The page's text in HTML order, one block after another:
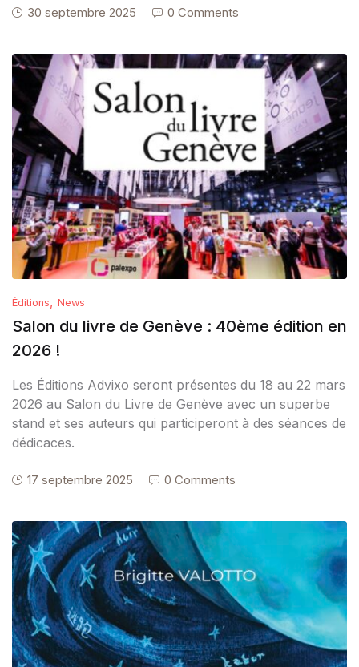
30 septembre 2025 0 Comments
Éditions, News
Salon du livre de Genève : 40ème édition en
2026 !
Les Éditions Advixo seront présentes du 18 au 22 mars
2026 au Salon du Livre de Genève avec un superbe
stand et ses auteurs qui participeront à des séances de
dédicaces.
17 septembre 2025 0 Comments